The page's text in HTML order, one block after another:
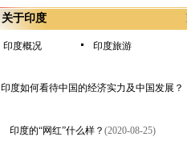
关于印度
印度概况 印度旅游
印度如何看待中国的经济实力及中国发展？
印度的“网红”什么样？ (2020-08-25)